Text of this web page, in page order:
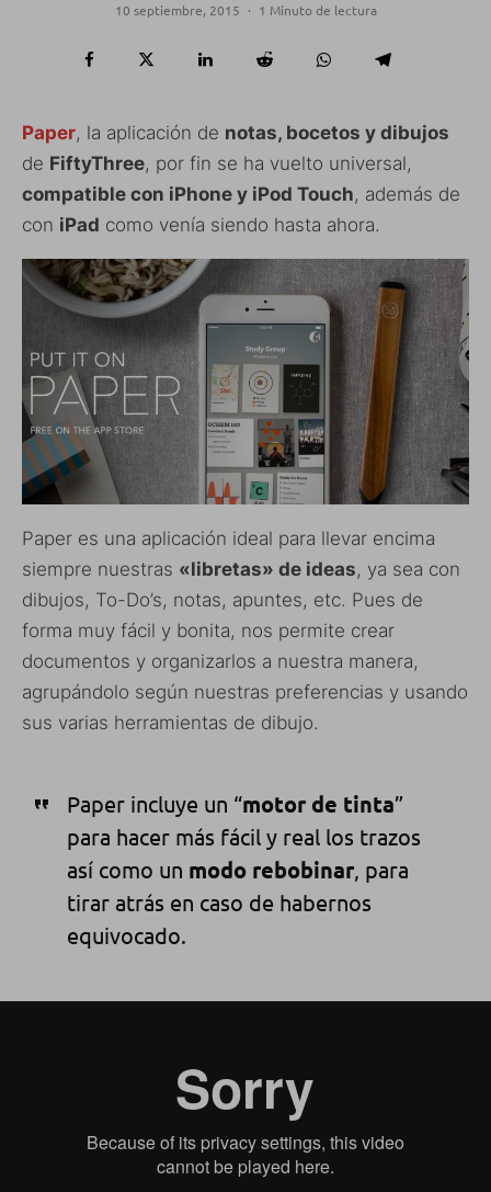
10 septiembre, 2015 · 1 Minuto de lectura
Paper, la aplicación de notas, bocetos y dibujos
de FiftyThree, por fin se ha vuelto universal,
compatible con iPhone y iPod Touch, además de
con iPad como venía siendo hasta ahora.
Paper es una aplicación ideal para llevar encima
siempre nuestras «libretas» de ideas, ya sea con
dibujos, To-Do’s, notas, apuntes, etc. Pues de
forma muy fácil y bonita, nos permite crear
documentos y organizarlos a nuestra manera,
agrupándolo según nuestras preferencias y usando
sus varias herramientas de dibujo.
Paper incluye un “motor de tinta”
para hacer más fácil y real los trazos
así como un modo rebobinar, para
tirar atrás en caso de habernos
equivocado.